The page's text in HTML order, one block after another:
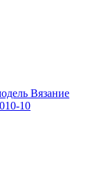
Вязание
10